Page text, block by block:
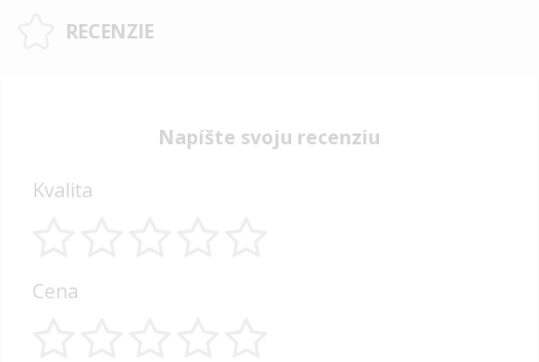
RECENZIE
Napíšte svoju recenziu
Kvalita
star
stars
stars
stars
stars
Cena